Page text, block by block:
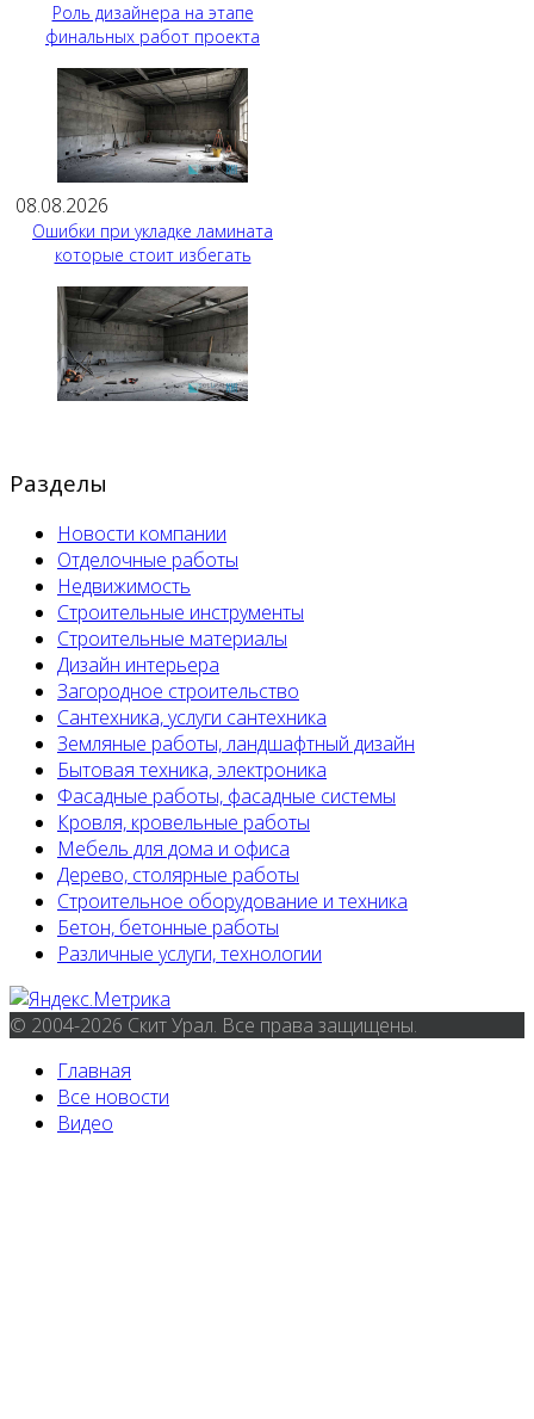
Роль дизайнера на этапе
финальных работ проекта
08.08.2026
Ошибки при укладке ламината
которые стоит избегать
Разделы
Новости компании
Отделочные работы
Недвижимость
Строительные инструменты
Строительные материалы
Дизайн интерьера
Загородное строительство
Сантехника, услуги сантехника
Земляные работы, ландшафтный дизайн
Бытовая техника, электроника
Фасадные работы, фасадные системы
Кровля, кровельные работы
Мебель для дома и офиса
Дерево, столярные работы
Строительное оборудование и техника
Бетон, бетонные работы
Различные услуги, технологии
© 2004-2026 Скит Урал. Все права защищены.
Главная
Все новости
Видео